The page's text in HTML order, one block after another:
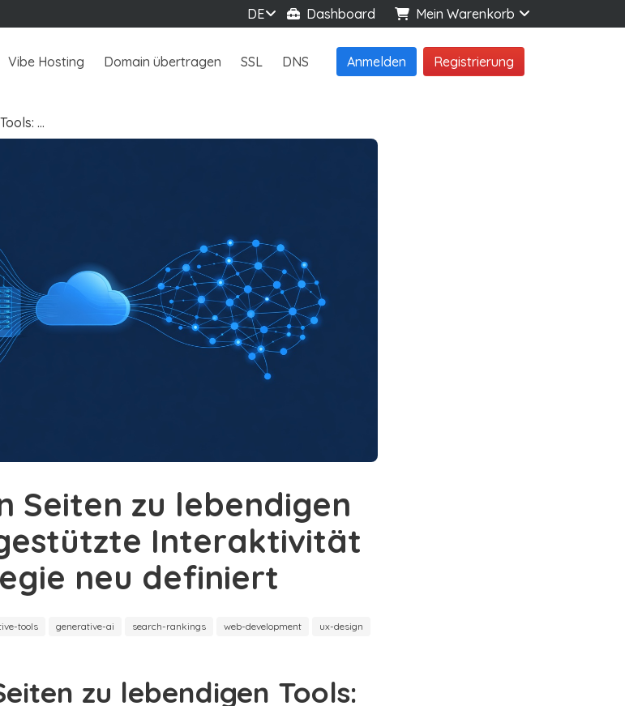
DE Dashboard Mein Warenkorb
Vibe Hosting Domain übertragen SSL DNS Anmelden Registrierung
…
Seiten zu lebendigen
Interaktivität
neu definiert
tools generative-ai search-rankings web-development
ux-design
zu lebendigen Tools: